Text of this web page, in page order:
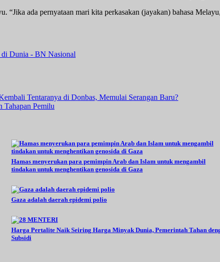
“Jika ada pernyataan mari kita perkasakan (jayakan) bahasa
di Dunia - BN Nasional
Tentaranya di Donbas, Memulai Serangan Baru?
Tahapan Pemilu
Hamas menyerukan para pemimpin Arab dan Islam untuk mengambil
tindakan untuk menghentikan genosida di Gaza
Gaza adalah daerah epidemi polio
Harga Pertalite Naik Seiring Harga Minyak Dunia, Pemerintah Tahan
Subsidi